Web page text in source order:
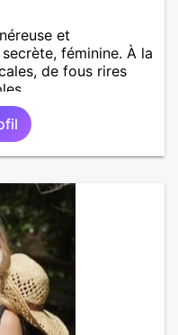
et
féminine. À la
de fous rires